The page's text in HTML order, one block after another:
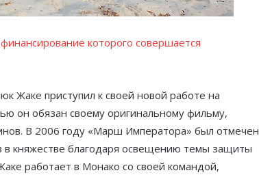
которого совершается
Жаке приступил к своей новой работе на
он обязан своему оригинальному фильму,
В 2006 году «Марш Императора» был отмечен
в княжестве благодаря освещению темы защиты
работает в Монако со своей командой,